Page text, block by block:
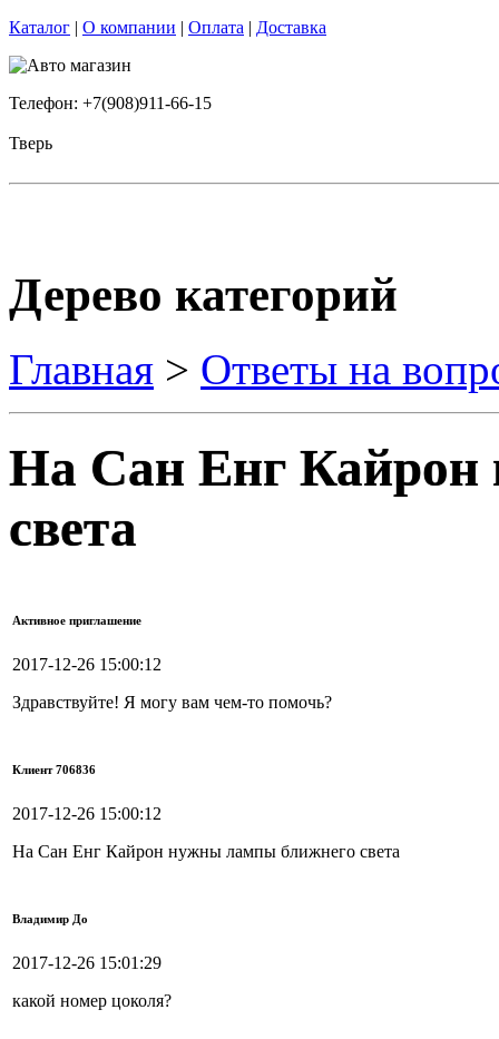
Каталог | О компании | Оплата | Доставка
Телефон: +7(908)911-66-15
Тверь
Дерево категорий
Главная > Ответы на
На Сан Енг
света
Активное приглашение
2017-12-26 15:00:12
Здравствуйте! Я могу вам чем-то помочь?
Клиент 706836
2017-12-26 15:00:12
На Сан Енг Кайрон нужны лампы ближнего света
Владимир До
2017-12-26 15:01:29
какой номер цоколя?